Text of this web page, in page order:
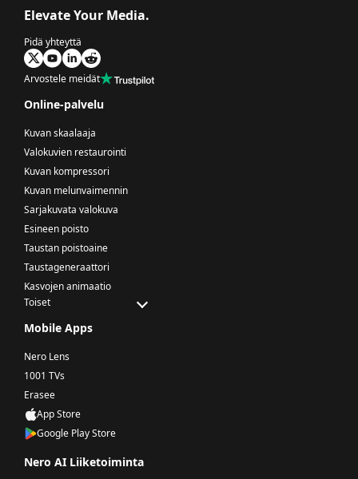
Elevate Your Media.
Pidä yhteyttä
Arvostele meidät
Online-palvelu
Kuvan skaalaaja
Valokuvien restaurointi
Kuvan kompressori
Kuvan melunvaimennin
Sarjakuvata valokuva
Esineen poisto
Taustan poistoaine
Taustageneraattori
Kasvojen animaatio
Toiset
Mobile Apps
Nero Lens
1001 TVs
Erasee
App Store
Google Play Store
Nero AI Liiketoiminta